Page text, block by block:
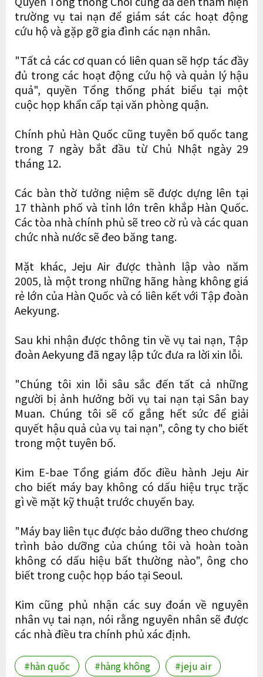
trường vụ tai nạn để giám sát các hoạt động
cứu hộ và gặp gỡ gia đình các nạn nhân.
"Tất cả các cơ quan có liên quan sẽ hợp tác đầy
đủ trong các hoạt động cứu hộ và quản lý hậu
quả", quyền Tổng thống phát biểu tại một
cuộc họp khẩn cấp tại văn phòng quận.
Chính phủ Hàn Quốc cũng tuyên bố quốc tang
trong 7 ngày bắt đầu từ Chủ Nhật ngày 29
tháng 12.
Các bàn thờ tưởng niệm sẽ được dựng lên tại
17 thành phố và tỉnh lớn trên khắp Hàn Quốc.
Các tòa nhà chính phủ sẽ treo cờ rủ và các quan
chức nhà nước sẽ đeo băng tang.
Mặt khác, Jeju Air được thành lập vào năm
2005, là một trong những hãng hàng không giá
rẻ lớn của Hàn Quốc và có liên kết với Tập đoàn
Aekyung.
Sau khi nhận được thông tin về vụ tai nạn, Tập
đoàn Aekyung đã ngay lập tức đưa ra lời xin lỗi.
"Chúng tôi xin lỗi sâu sắc đến tất cả những
người bị ảnh hưởng bởi vụ tai nạn tại Sân bay
Muan. Chúng tôi sẽ cố gắng hết sức để giải
quyết hậu quả của vụ tai nạn", công ty cho biết
trong một tuyên bố.
Kim E-bae Tổng giám đốc điều hành Jeju Air
cho biết máy bay không có dấu hiệu trục trặc
gì về mặt kỹ thuật trước chuyến bay.
"Máy bay liên tục được bảo dưỡng theo chương
trình bảo dưỡng của chúng tôi và hoàn toàn
không có dấu hiệu bất thường nào", ông cho
biết trong cuộc họp báo tại Seoul.
Kim cũng phủ nhận các suy đoán về nguyên
nhân vụ tai nạn, nói rằng nguyên nhân sẽ được
các nhà điều tra chính phủ xác định.
#hàn quốc #hàng không
#jeju air